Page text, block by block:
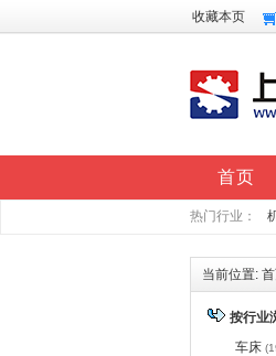
收藏本页
首页
热门行业：
当前位置:
按行业
车床